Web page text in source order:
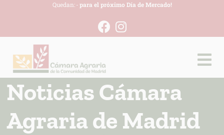
Quedan: -para el próximo Día de Mercado!
Noticias Cámara
Agraria de Madrid